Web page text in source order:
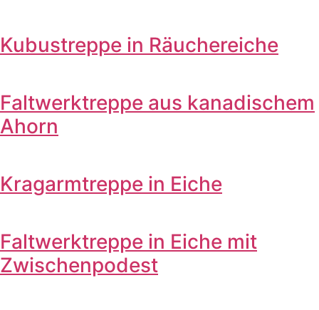
Kubustreppe in Räuchereiche
Faltwerktreppe aus kanadischem
Ahorn
Kragarmtreppe in Eiche
Faltwerktreppe in Eiche mit
Zwischenpodest